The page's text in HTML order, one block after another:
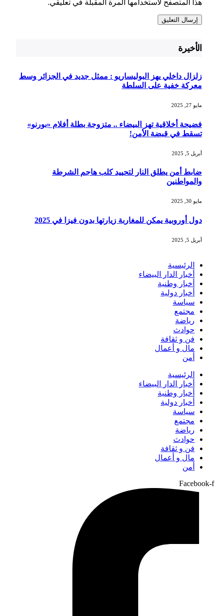
هذا المتصفح لاستخدامها المرة المقبلة في تعليقي.
الأخيرة
زلزال داخلي يهز البوليساريو : ممثل جديد في الجزائر وسط
معركة خفية على السلطة
مايو 27, 2025
فضيحة أخلاقية تهز البيضاء .. متزوجة بطلة أفلام «بورنو»
تسقط في قبضة الأمن!
أبريل 5, 2025
ضابط أمن يطلق النار لتحييد كلب هاجم الشرطة
والمواطنين
مايو 30, 2025
دول أوروبية يمكن للمغاربة زيارتها بدون فيزا في 2025
أبريل 5, 2025
الرئيسية
أخبار الدار البيضاء
أخبار وطنية
أخبار دولية
سياسة
مجتمع
رياضة
حوادث
فن و ثقافة
مال و أعمال
أمن
الرئيسية
أخبار الدار البيضاء
أخبار وطنية
أخبار دولية
سياسة
مجتمع
رياضة
حوادث
فن و ثقافة
مال و أعمال
أمن
Facebook-f